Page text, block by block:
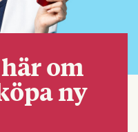
om
ny